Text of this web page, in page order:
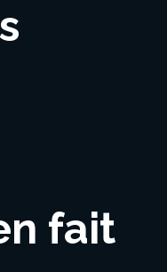
fait